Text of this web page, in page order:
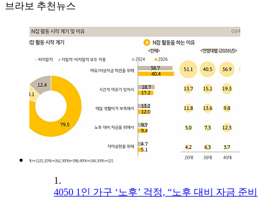
브라보 추천뉴스
1.
4050 1인 가구 ‘노후’ 걱정, “노후 대비 자금 준비